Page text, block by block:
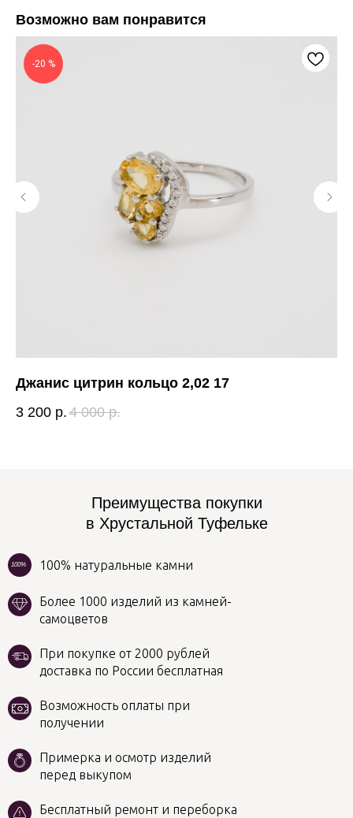
Возможно вам понравится
-20 %
Джанис цитрин кольцо 2,02 17
3 200 р. 4 000 р.
100% натуральные камни
100%
Преимущества покупки
в Хрустальной Туфельке
Бесплатный ремонт и переборка
Примерка и осмотр изделий
перед выкупом
Более 1000 изделий из камней-
самоцветов
Возможность оплаты при
получении
При покупке от 2000 рублей
доставка по России бесплатная